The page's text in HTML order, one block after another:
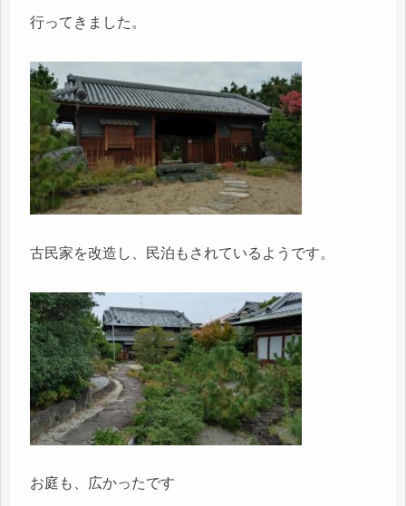
行ってきました。
古民家を改造し、民泊もされているようです。
お庭も、広かったです